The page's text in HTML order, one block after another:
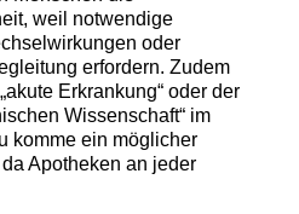
weil notwendige
oder
erfordern. Zudem
Erkrankung“ oder der
Wissenschaft“ im
komme ein möglicher
Apotheken an jeder